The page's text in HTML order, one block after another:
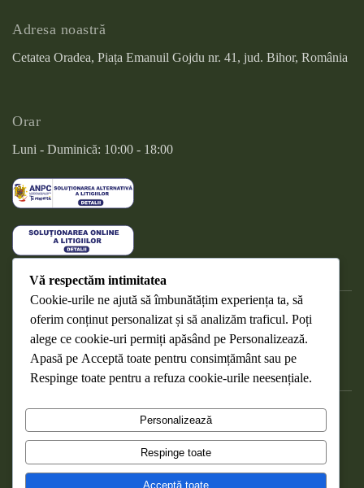
Adresa noastră
Cetatea Oradea, Piața Emanuil Gojdu nr. 41, jud. Bihor, România
Orar
Luni - Duminică: 10:00 - 18:00
DESPRE COOKIES
RETURNAREA PRODUSELOR
POLITICA DE CONFIDENȚIALITATE
TERMENI ȘI CONDIȚII
Copyright Nucela Verde ©2026. Toate drepturile rezervate .
Vă respectăm intimitatea
Cookie-urile ne ajută să îmbunătățim experiența ta, să
oferim conținut personalizat și să analizăm traficul. Poți
alege ce cookie-uri permiți apăsând pe Personalizează.
Apasă pe Acceptă toate pentru consimțământ sau pe
Respinge toate pentru a refuza cookie-urile neesențiale.
Personalizează
Respinge toate
Acceptă toate